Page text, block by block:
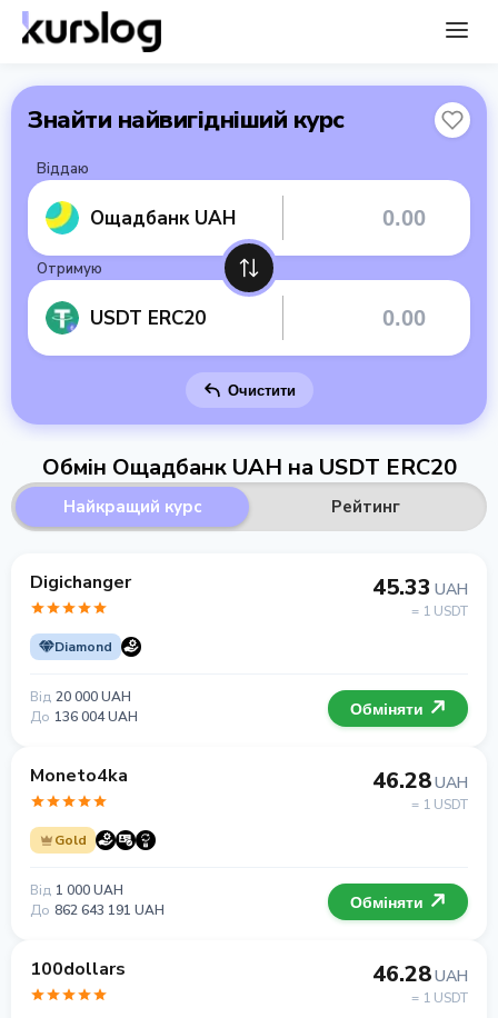
Знайти найвигідніший курс
Віддаю
Ощадбанк UAH
Отримую
USDT ERC20
Очистити
Обмін Ощадбанк UAH на USDT ERC20
Найкращий курс Рейтинг
Digichanger
Diamond
45.33 UAH
= 1 USDT
Від 20 000 UAH
До 136 004 UAH Обміняти
Moneto4ka
Gold
46.28UAH
= 1 USDT
Від 1 000 UAH
До 862 643 191 UAH Обміняти
100dollars 46.28UAH
= 1 USDT